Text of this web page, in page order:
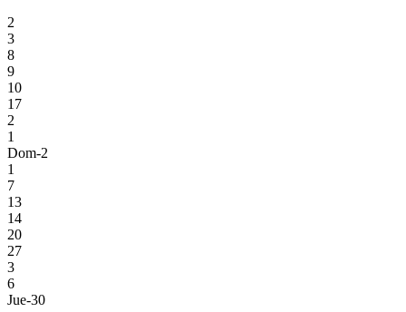
2
3
8
9
10
17
2
1
Dom-2
1
7
13
14
20
27
3
6
Jue-30